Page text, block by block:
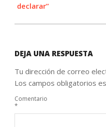
declarar”
DEJA UNA RESPUESTA
Tu dirección de correo
Los campos obligatorios
Comentario
*